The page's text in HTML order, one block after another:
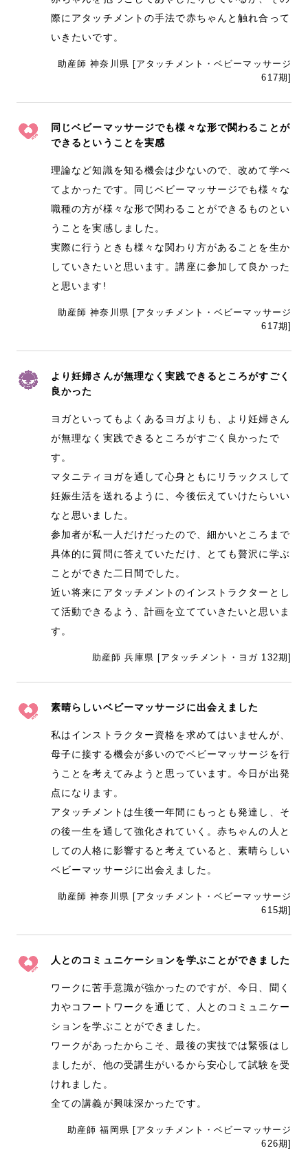
際にアタッチメントの手法で赤ちゃんと触れ合って
いきたいです。
助産師 神奈川県 [アタッチメント・ベビーマッサージ
617期]
同じベビーマッサージでも様々な形で関わることが
できるということを実感
理論など知識を知る機会は少ないので、改めて学べ
てよかったです。同じベビーマッサージでも様々な
職種の方が様々な形で関わることができるものとい
うことを実感しました。
実際に行うときも様々な関わり方があることを生か
していきたいと思います。講座に参加して良かった
と思います!
助産師 神奈川県 [アタッチメント・ベビーマッサージ
617期]
より妊婦さんが無理なく実践できるところがすごく
良かった
ヨガといってもよくあるヨガよりも、より妊婦さん
が無理なく実践できるところがすごく良かったで
す。
マタニティヨガを通して心身ともにリラックスして
妊娠生活を送れるように、今後伝えていけたらいい
なと思いました。
参加者が私一人だけだったので、細かいところまで
具体的に質問に答えていただけ、とても贅沢に学ぶ
ことができた二日間でした。
近い将来にアタッチメントのインストラクターとし
て活動できるよう、計画を立てていきたいと思いま
す。
助産師 兵庫県 [アタッチメント・ヨガ 132期]
素晴らしいベビーマッサージに出会えました
私はインストラクター資格を求めてはいませんが、
母子に接する機会が多いのでベビーマッサージを行
うことを考えてみようと思っています。今日が出発
点になります。
アタッチメントは生後一年間にもっとも発達し、そ
の後一生を通して強化されていく。赤ちゃんの人と
しての人格に影響すると考えていると、素晴らしい
ベビーマッサージに出会えました。
助産師 神奈川県 [アタッチメント・ベビーマッサージ
615期]
人とのコミュニケーションを学ぶことができました
ワークに苦手意識が強かったのですが、今日、聞く
力やコフートワークを通じて、人とのコミュニケー
ションを学ぶことができました。
ワークがあったからこそ、最後の実技では緊張はし
ましたが、他の受講生がいるから安心して試験を受
けれました。
全ての講義が興味深かったです。
助産師 福岡県 [アタッチメント・ベビーマッサージ
626期]